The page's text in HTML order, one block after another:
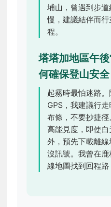
埔山，曾遇到步
慢，建議結伴而
程。
塔塔加地區午
何確保登山安全
起霧時最怕迷路
GPS，我建議行
布條，不要抄捷
高能見度，即使
外，預先下載離
沒訊號。我曾在
線地圖找到回程路